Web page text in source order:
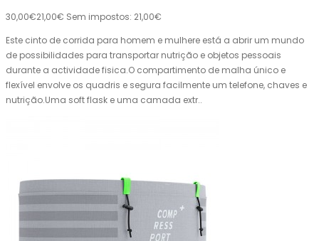
30,00€21,00€ Sem impostos: 21,00€
Este cinto de corrida para homem e mulhere está a abrir um mundo
de possibilidades para transportar nutrição e objetos pessoais
durante a actividade fisica.O compartimento de malha único e
flexível envolve os quadris e segura facilmente um telefone, chaves e
nutrição.Uma soft flask e uma camada extr..